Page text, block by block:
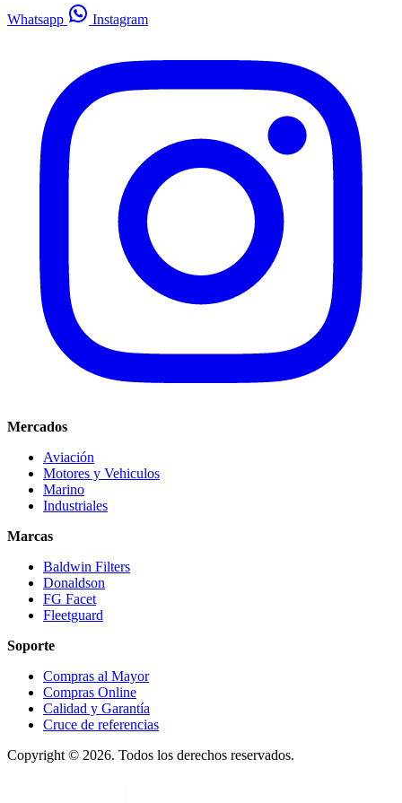
Whatsapp Instagram
Mercados
Aviación
Motores y Vehiculos
Marino
Industriales
Marcas
Baldwin Filters
Donaldson
FG Facet
Fleetguard
Soporte
Compras al Mayor
Compras Online
Calidad y Garantía
Cruce de referencias
Copyright © 2026. Todos los derechos reservados.